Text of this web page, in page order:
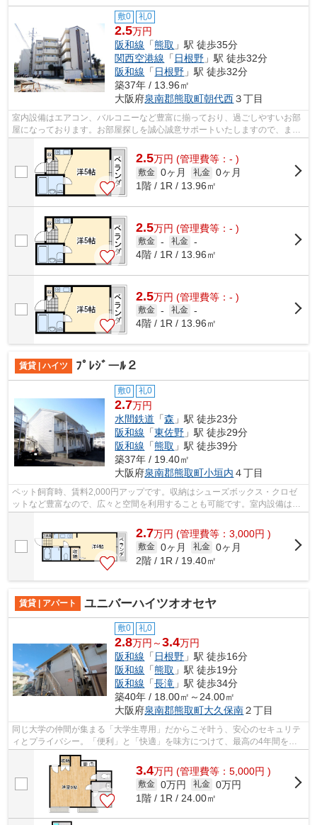
敷0 礼0
2.5万円
阪和線 「熊取 」駅 徒歩35分
関西空港線 「日根野 」駅 徒歩32分
阪和線 「日根野 」駅 徒歩32分
築37年 / 13.96㎡
大阪府泉南郡熊取町朝代西３丁目
室内設備はエアコン、バルコニーなど豊富に揃っており、過ごしやすいお部
屋になっております。お部屋探しを誠心誠意サポートいたしますので、まず
はお気軽にお問い合わせ下さい。
2.5万円 (管理費等：- )
敷金 0ヶ月 礼金 0ヶ月
1階 / 1R / 13.96㎡
2.5万円 (管理費等：- )
敷金 - 礼金 -
4階 / 1R / 13.96㎡
2.5万円 (管理費等：- )
敷金 - 礼金 -
4階 / 1R / 13.96㎡
賃貸 | ハイツ ﾌﾟﾚｼﾞーﾙ２
敷0 礼0
2.7万円
水間鉄道 「森 」駅 徒歩23分
阪和線 「東佐野 」駅 徒歩29分
阪和線 「熊取 」駅 徒歩39分
築37年 / 19.40㎡
大阪府泉南郡熊取町小垣内 ４丁目
ペット飼育時、賃料2,000円アップです。収納はシューズボックス・クロゼ
ットなど豊富なので、広々と空間を利用することも可能です。室内設備はエ
2.7万円 (管理費等：3,000円 )
敷金 0ヶ月 礼金 0ヶ月
2階 / 1R / 19.40㎡
賃貸 | アパート ユニバーハイツオオセヤ
敷0 礼0
2.8万円～3.4万円
阪和線 「 日根野 」駅 徒歩16分
阪和線 「熊取 」駅 徒歩19分
阪和線 「長滝 」駅 徒歩34分
築40年 / 18.00㎡～24.00㎡
大阪府泉南郡熊取町大久保南２丁目
同じ大学の仲間が集まる「大学生専用」だからこそ叶う、安心のセキュリテ
ィとプライバシー。「便利」と「快適」を味方につけて、最高の4年間をこ
こからスタートさせませんか？暮らしの...
3.4万円 (管理費等：5,000円 )
敷金 0万円 礼金 0万円
1階 / 1R / 24.00㎡